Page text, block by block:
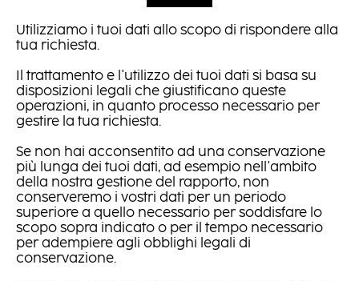
Utilizziamo i tuoi dati allo scopo di rispondere alla
tua richiesta.
Il trattamento e l'utilizzo dei tuoi dati si basa su
disposizioni legali che giustificano queste
operazioni, in quanto processo necessario per
gestire la tua richiesta.
Se non hai acconsentito ad una conservazione
più lunga dei tuoi dati, ad esempio nell'ambito
della nostra gestione del rapporto, non
conserveremo i vostri dati per un periodo
superiore a quello necessario per soddisfare lo
scopo sopra indicato o per il tempo necessario
per adempiere agli obblighi legali di
conservazione.